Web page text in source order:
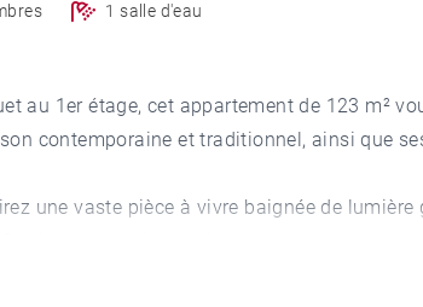
1 salle d'eau
au 1er étage, cet appartement de 123 m²
contemporaine et traditionnel, ainsi que
une vaste pièce à vivre baignée de lumière
touche de caractère et d'authenticité à